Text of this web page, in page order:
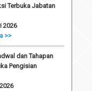
Terbuka Jabatan
2026
>>
dan Tahapan
Pengisian